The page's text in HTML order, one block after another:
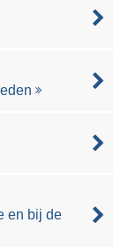
en bij de